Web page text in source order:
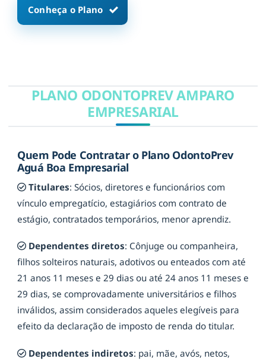
Conheça o Plano
PLANO ODONTOPREV AMPARO
EMPRESARIAL
Quem Pode Contratar o Plano OdontoPrev
Aguá Boa Empresarial
Titulares: Sócios, diretores e funcionários com
vínculo empregatício, estagiários com contrato de
estágio, contratados temporários, menor aprendiz.
Dependentes diretos: Cônjuge ou companheira,
filhos solteiros naturais, adotivos ou enteados com até
21 anos 11 meses e 29 dias ou até 24 anos 11 meses e
29 dias, se comprovadamente universitários e filhos
inválidos, assim considerados aqueles elegíveis para
efeito da declaração de imposto de renda do titular.
Dependentes indiretos: pai, mãe, avós, netos,